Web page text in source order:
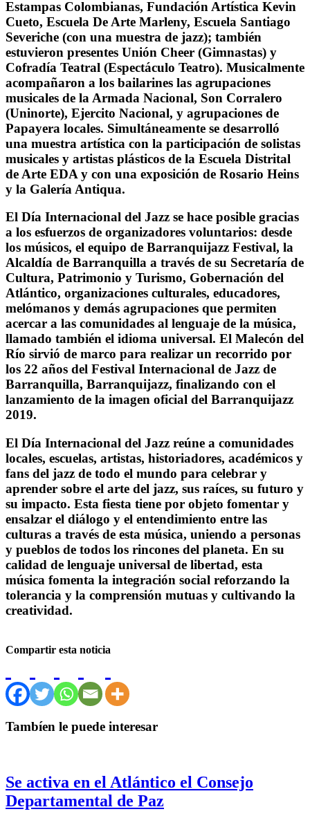
Estampas Colombianas, Fundación Artística Kevin
Cueto, Escuela De Arte Marleny, Escuela Santiago
Severiche (con una muestra de jazz); también
estuvieron presentes Unión Cheer (Gimnastas) y
Cofradía Teatral (Espectáculo Teatro). Musicalmente
acompañaron a los bailarines las agrupaciones
musicales de la Armada Nacional, Son Corralero
(Uninorte), Ejercito Nacional, y agrupaciones de
Papayera locales. Simultáneamente se desarrolló
una muestra artística con la participación de solistas
musicales y artistas plásticos de la Escuela Distrital
de Arte EDA y con una exposición de Rosario Heins
y la Galería Antiqua.
El Día Internacional del Jazz se hace posible gracias
a los esfuerzos de organizadores voluntarios: desde
los músicos, el equipo de Barranquijazz Festival, la
Alcaldía de Barranquilla a través de su Secretaría de
Cultura, Patrimonio y Turismo, Gobernación del
Atlántico, organizaciones culturales, educadores,
melómanos y demás agrupaciones que permiten
acercar a las comunidades al lenguaje de la música,
llamado también el idioma universal. El Malecón del
Río sirvió de marco para realizar un recorrido por
los 22 años del Festival Internacional de Jazz de
Barranquilla, Barranquijazz, finalizando con el
lanzamiento de la imagen oficial del Barranquijazz
2019.
El Día Internacional del Jazz reúne a comunidades
locales, escuelas, artistas, historiadores, académicos y
fans del jazz de todo el mundo para celebrar y
aprender sobre el arte del jazz, sus raíces, su futuro y
su impacto. Esta fiesta tiene por objeto fomentar y
ensalzar el diálogo y el entendimiento entre las
culturas a través de esta música, uniendo a personas
y pueblos de todos los rincones del planeta. En su
calidad de lenguaje universal de libertad, esta
música fomenta la integración social reforzando la
tolerancia y la comprensión mutuas y cultivando la
creatividad.
Compartir esta noticia
Tambíen le puede interesar
Se activa en el Atlántico el Consejo
Departamental de Paz